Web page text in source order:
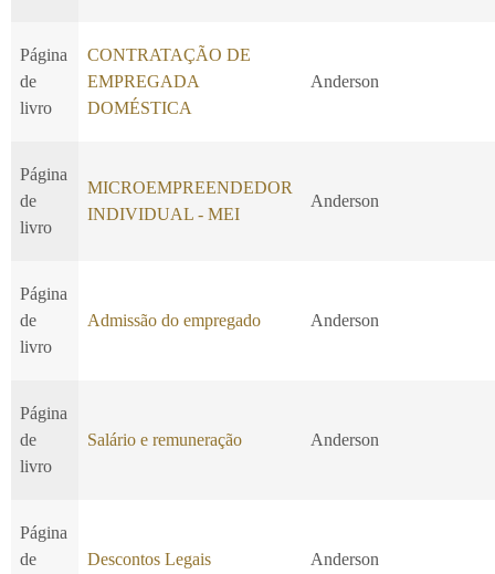
Página
de
livro
CONTRATAÇÃO DE
EMPREGADA
DOMÉSTICA
Anderson
Página
de
livro
MICROEMPREENDEDOR
INDIVIDUAL - MEI
Anderson
Página
de
livro
Admissão do empregado Anderson
Página
de
livro
Salário e remuneração Anderson
Página
de
Descontos Legais Anderson